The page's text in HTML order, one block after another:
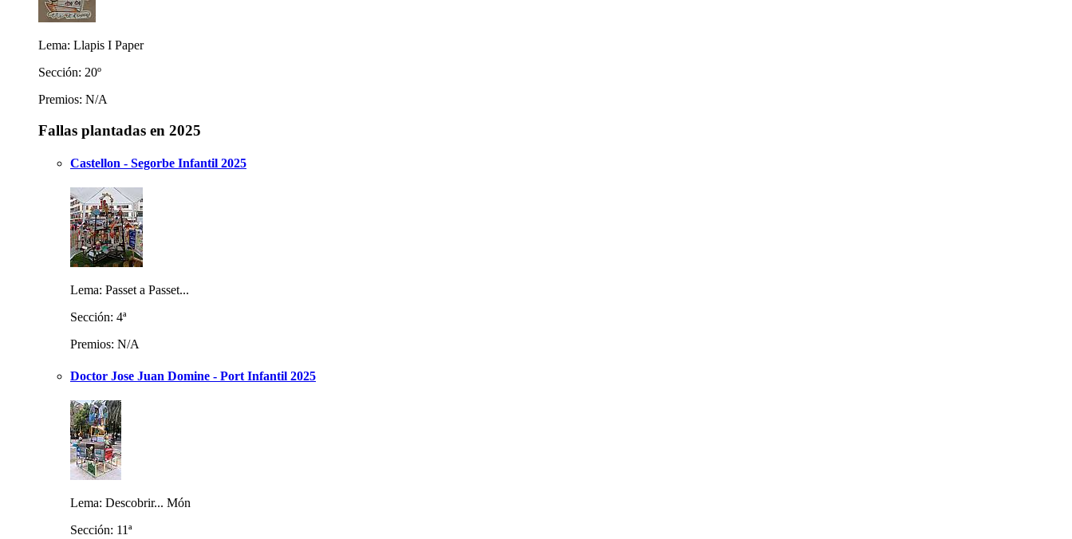
Lema: Llapis I Paper
Sección: 20º
Premios: N/A
Fallas plantadas en 2025
Castellon - Segorbe Infantil 2025
Lema: Passet a Passet...
Sección: 4ª
Premios: N/A
Doctor Jose Juan Domine - Port Infantil 2025
Lema: Descobrir... Món
Sección: 11ª